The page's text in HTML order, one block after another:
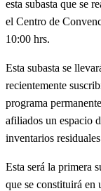
esta subasta que se
el Centro de
10:00 hrs.
Esta subasta se
recientemente
programa
afiliados un espacio
inventarios
Esta será la primera
que se constituirá en